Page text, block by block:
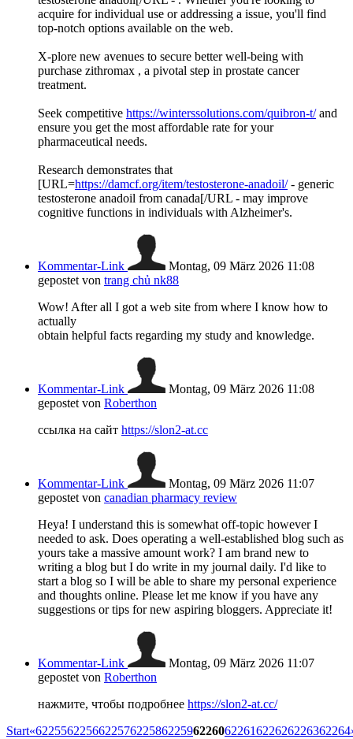
acquire for individual use or addressing a issue, you'll find
top-notch options available on the web.
X-plore new avenues to secure better well-being with
purchase zithromax , a pivotal step in prostate cancer
treatment.
Seek competitive https://winterssolutions.com/quibron-t/and
ensure you get the most affordable rate for your
pharmaceutical needs.
Research demonstrates that
[URL=https://damcf.org/item/testosterone-anadoil/- generic
testosterone anadoil from canada[/URL - may improve
cognitive functions in individuals with Alzheimer's.
Kommentar-Link
Montag, 09 März 2026 11:08
gepostet von trang chủ nk88
Wow! After all I got a web site from where I know how to
actually
obtain helpful facts regarding my study and knowledge.
Kommentar-Link
Montag, 09 März 2026 11:08
gepostet von Roberthon
ссылка на сайт https://slon2-at.cc
Kommentar-Link
Montag, 09 März 2026 11:07
gepostet von canadian pharmacy review
Heya! I understand this is somewhat off-topic however I
needed to ask. Does operating a well-established blog such as
yours take a massive amount work? I am brand new to
writing a blog but I do write in my journal daily. I'd like to
start a blog so I will be able to share my personal experience
and thoughts online. Please let me know if you have any
suggestions or tips for new aspiring bloggers. Appreciate it!
Kommentar-Link
Montag, 09 März 2026 11:07
gepostet von Roberthon
нажмите, чтобы подробнее https://slon2-at.cc/
Start«62255622566225762258622596226062261622626226362264